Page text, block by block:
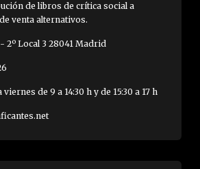
de libros de crítica social a
venta alternativos.
2º Local 3 28041 Madrid
de 9 a 14:30 h y de 15:30 a 17 h